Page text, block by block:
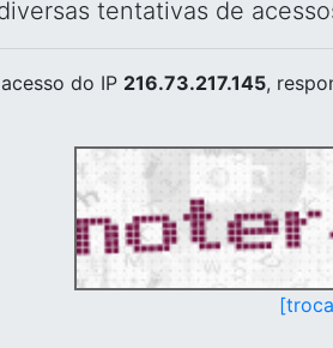
tentativas de
do IP 216.73.217.145,